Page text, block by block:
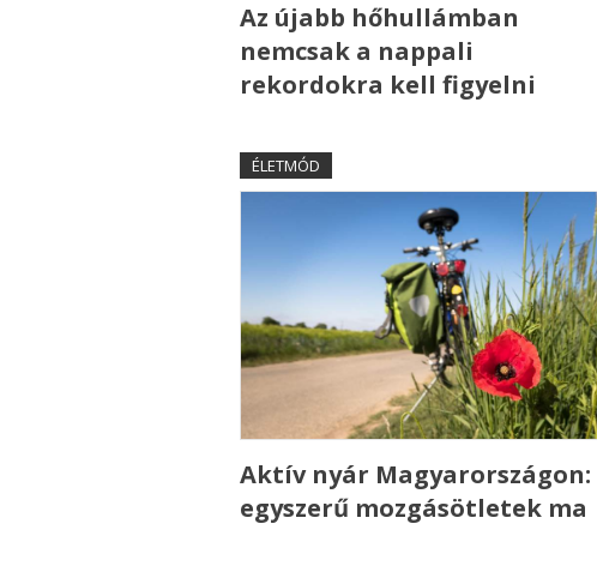
Az újabb hőhullámban
nemcsak a nappali
rekordokra kell figyelni
ÉLETMÓD
Aktív nyár Magyarországon:
egyszerű mozgásötletek ma